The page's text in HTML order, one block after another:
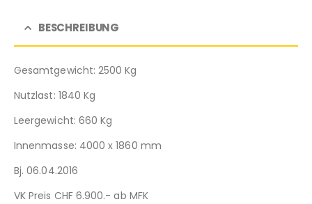
BESCHREIBUNG
Gesamtgewicht: 2500 Kg
Nutzlast: 1840 Kg
Leergewicht: 660 Kg
Innenmasse: 4000 x 1860 mm
Bj. 06.04.2016
VK Preis CHF 6.900.- ab MFK